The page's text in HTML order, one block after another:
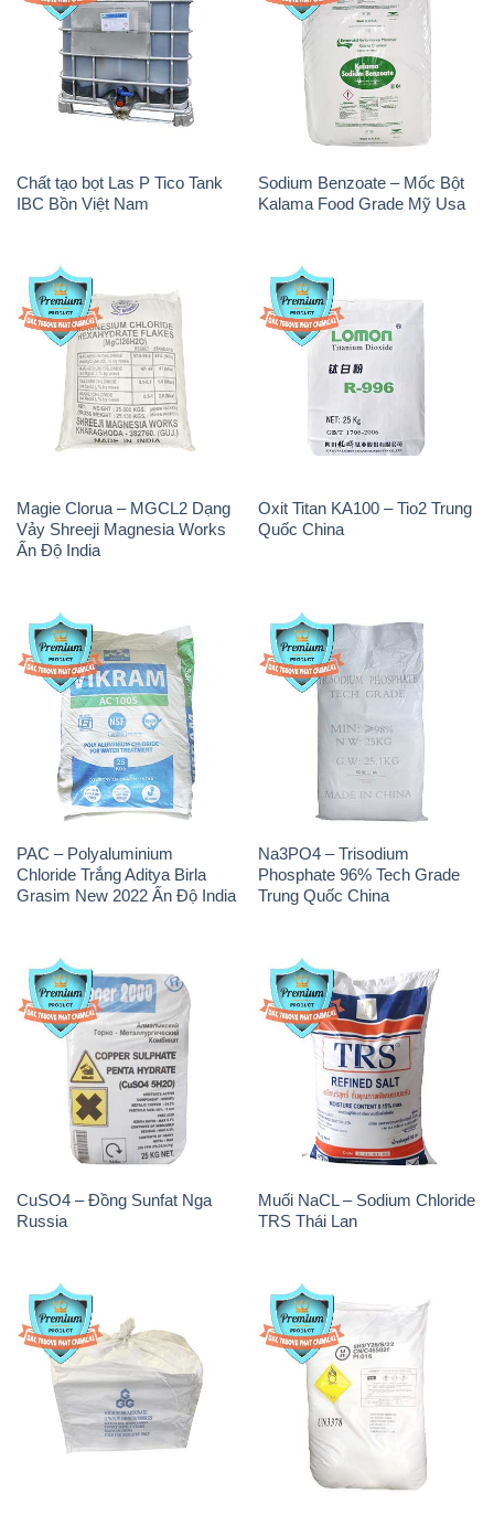
Chất tạo bọt Las P Tico Tank
IBC Bồn Việt Nam
Sodium Benzoate – Mốc Bột
Kalama Food Grade Mỹ Usa
Magie Clorua – MGCL2 Dạng
Vảy Shreeji Magnesia Works
Ấn Độ India
Oxit Titan KA100 – Tio2 Trung
Quốc China
PAC – Polyaluminium
Chloride Trắng Aditya Birla
Grasim New 2022 Ấn Độ India
Na3PO4 – Trisodium
Phosphate 96% Tech Grade
Trung Quốc China
CuSO4 – Đồng Sunfat Nga
Russia
Muối NaCL – Sodium Chloride
TRS Thái Lan